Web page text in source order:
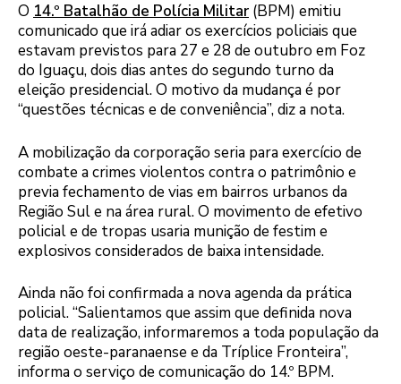
O 14.º Batalhão de Polícia Militar (BPM) emitiu
comunicado que irá adiar os exercícios policiais que
estavam previstos para 27 e 28 de outubro em Foz
do Iguaçu, dois dias antes do segundo turno da
eleição presidencial. O motivo da mudança é por
“questões técnicas e de conveniência”, diz a nota.
A mobilização da corporação seria para exercício de
combate a crimes violentos contra o patrimônio e
previa fechamento de vias em bairros urbanos da
Região Sul e na área rural. O movimento de efetivo
policial e de tropas usaria munição de festim e
explosivos considerados de baixa intensidade.
Ainda não foi confirmada a nova agenda da prática
policial. “Salientamos que assim que definida nova
data de realização, informaremos a toda população da
região oeste-paranaense e da Tríplice Fronteira”,
informa o serviço de comunicação do 14.º BPM.